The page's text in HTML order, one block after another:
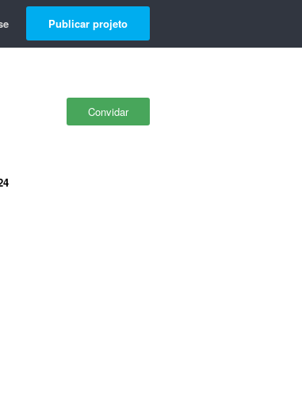
Publicar projeto
Convidar